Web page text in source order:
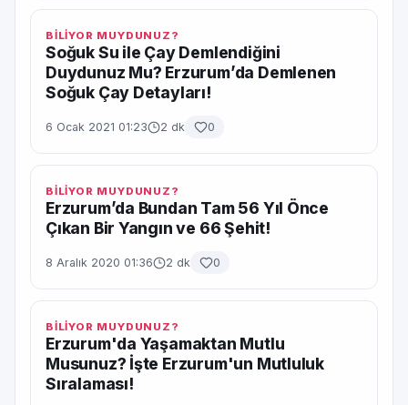
BİLİYOR MUYDUNUZ?
Soğuk Su ile Çay Demlendiğini
Duydunuz Mu? Erzurum’da Demlenen
Soğuk Çay Detayları!
6 Ocak 2021 01:23 2 dk 0
BİLİYOR MUYDUNUZ?
Erzurum’da Bundan Tam 56 Yıl Önce
Çıkan Bir Yangın ve 66 Şehit!
8 Aralık 2020 01:36 2 dk 0
BİLİYOR MUYDUNUZ?
Erzurum'da Yaşamaktan Mutlu
Musunuz? İşte Erzurum'un Mutluluk
Sıralaması!